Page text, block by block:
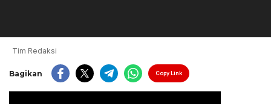
Tim Redaksi
Bagikan Copy Link